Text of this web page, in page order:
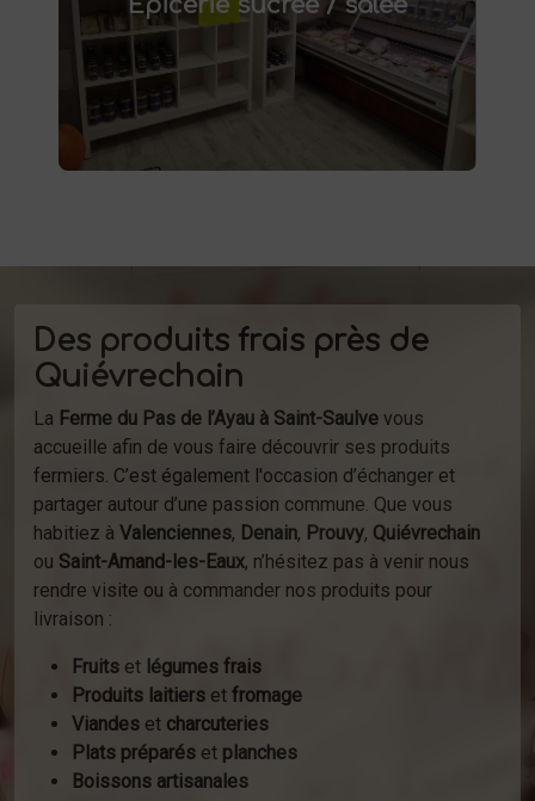
Épicerie sucrée / salée
conserves maison, plats préparés et bien
d'autres produits fermiers vous attendent.
Profitez de la vente directe de
produits
d'épicerie
à la ferme ou de notre service de
livraison.
Des produits frais près de
Quiévrechain
La Ferme du Pas de l’Ayau à Saint-Saulve vous
accueille afin de vous faire découvrir ses produits
fermiers. C’est également l'occasion d’échanger et
partager autour d’une passion commune. Que vous
habitiez à Valenciennes, Denain, Prouvy, Quiévrechain
ou Saint-Amand-les-Eaux, n’hésitez pas à venir nous
rendre visite ou à commander nos produits pour
livraison :
Fruits et légumes frais
Produits laitiers et fromage
Viandes et charcuteries
Plats préparés et planches
Boissons artisanales